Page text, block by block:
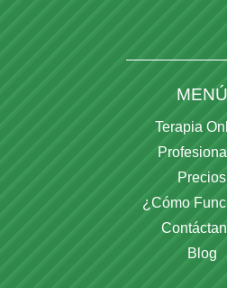
MENÚ
Terapia
Precios
¿Cómo
Blog